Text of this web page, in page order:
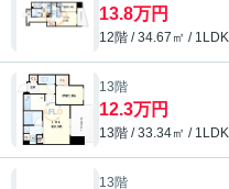
13.8万円
12階 / 34.67㎡ / 1LDK
13階
12.3万円
13階 / 33.34㎡ / 1LDK
13階